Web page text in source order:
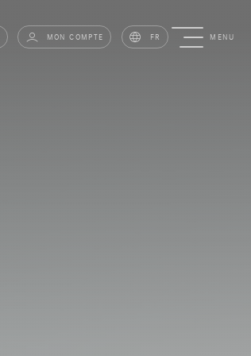
MON COMPTE FR MENU